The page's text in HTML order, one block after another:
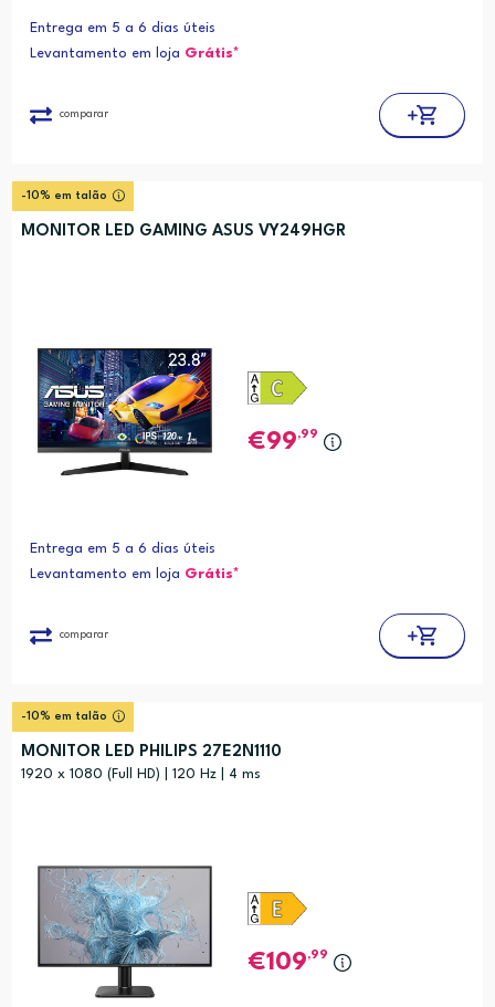
Entrega em 5 a 6 dias úteis
Levantamento em loja Grátis*
comparar
-10% em talão
MONITOR LED GAMING ASUS VY249HGR
99,99
Entrega em 5 a 6 dias úteis
Levantamento em loja Grátis*
comparar
-10% em talão
MONITOR LED PHILIPS 27E2N1110
1920 x 1080 (Full HD) | 120 Hz | 4 ms
109,99